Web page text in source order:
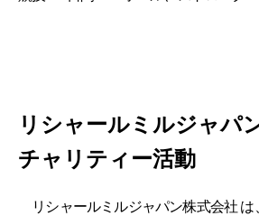
リシャールミルジャパ
チャリティー活動
リシャールミルジャパン株式会社 は